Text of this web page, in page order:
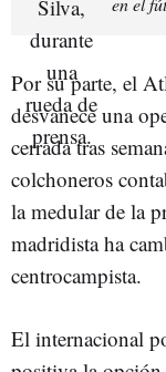
Por su parte, el
desvanece una
cerrada tras
colchoneros
la medular de la
madridista ha
centrocampista.
El internacional